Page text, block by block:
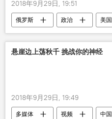
2018年9月29日, 19:51
俄罗斯 政治 美国
特朗普
谢尔盖•拉夫罗夫
悬崖边上荡秋千 挑战你的神经
2018年9月29日, 19:49
多媒体 视频 中国